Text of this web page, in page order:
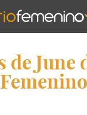
June